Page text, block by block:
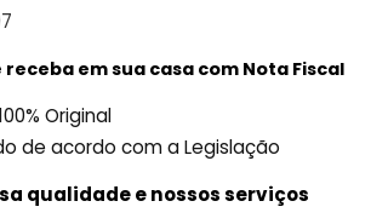
em sua casa com Nota Fiscal
Original
de acordo com a Legislação
qualidade e nossos serviços